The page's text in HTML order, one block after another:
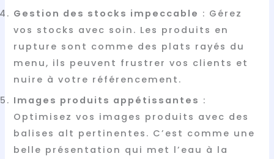
Gestion des stocks impeccable : Gérez
vos stocks avec soin. Les produits en
rupture sont comme des plats rayés du
menu, ils peuvent frustrer vos clients et
nuire à votre référencement.
Images produits appétissantes :
Optimisez vos images produits avec des
balises alt pertinentes. C’est comme une
belle présentation qui met l’eau à la